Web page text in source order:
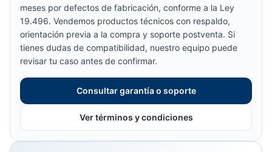
meses por defectos de fabricación, conforme a la Ley
19.496. Vendemos productos técnicos con respaldo,
orientación previa a la compra y soporte postventa. Si
tienes dudas de compatibilidad, nuestro equipo puede
revisar tu caso antes de confirmar.
Consultar garantía o soporte
Ver términos y condiciones